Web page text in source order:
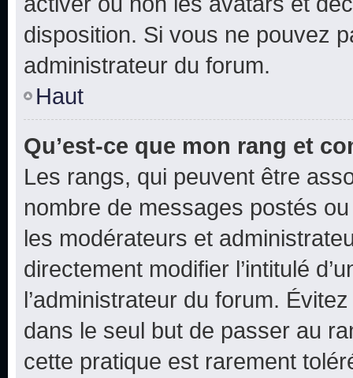
disposition. Si vous ne pouvez
administrateur du forum.
Haut
Qu’est-ce que mon rang et
Les rangs, qui peuvent être
nombre de messages postés
les modérateurs et
directement modifier l’intitulé
l’administrateur du forum.
dans le seul but de passer au
cette pratique est rarement